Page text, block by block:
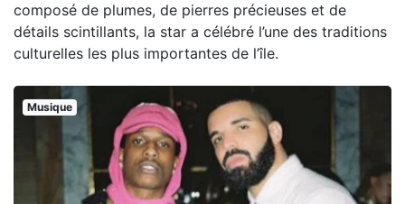
composé de plumes, de pierres précieuses et de
détails scintillants, la star a célébré l’une des traditions
culturelles les plus importantes de l’île.
Musique